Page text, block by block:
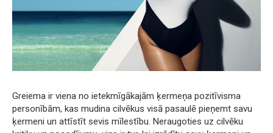
Greiema ir viena no ietekmīgākajām ķermeņa pozitīvisma
personībām, kas mudina cilvēkus visā pasaulē pieņemt savu
ķermeni un attīstīt sevis mīlestību. Neraugoties uz cilvēku